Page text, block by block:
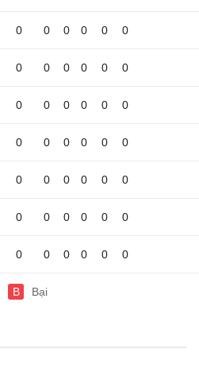
0 0 0 0 0 0
0 0 0 0 0 0
0 0 0 0 0 0
0 0 0 0 0 0
0 0 0 0 0 0
0 0 0 0 0 0
0 0 0 0 0 0
B Bại